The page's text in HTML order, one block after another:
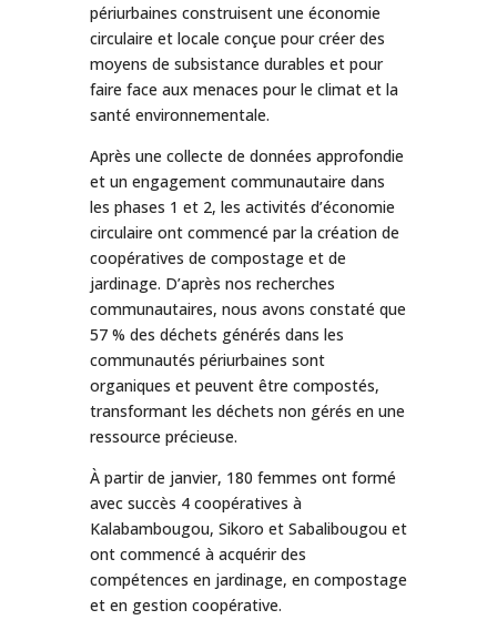
périurbaines construisent une économie
circulaire et locale conçue pour créer des
moyens de subsistance durables et pour
faire face aux menaces pour le climat et la
santé environnementale.
Après une collecte de données approfondie
et un engagement communautaire dans
les phases 1 et 2, les activités d’économie
circulaire ont commencé par la création de
coopératives de compostage et de
jardinage. D’après nos recherches
communautaires, nous avons constaté que
57 % des déchets générés dans les
communautés périurbaines sont
organiques et peuvent être compostés,
transformant les déchets non gérés en une
ressource précieuse.
À partir de janvier, 180 femmes ont formé
avec succès 4 coopératives à
Kalabambougou, Sikoro et Sabalibougou et
ont commencé à acquérir des
compétences en jardinage, en compostage
et en gestion coopérative.